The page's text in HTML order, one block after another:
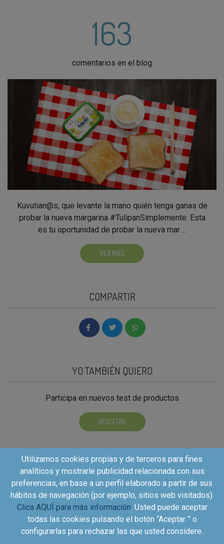
163
comentarios en el blog
Kuvutian@s, que levante la mano quién tenga ganas de
probar la nueva margarina #TulipanSimplemente: Esta
es tu oportunidad de probar la nueva mar ...
VER MÁS
COMPARTIR
YO TAMBIÉN QUIERO
Participa en nuevos test de productos
REGISTRO
Utilizamos cookies propias y de terceros para fines
analíticos y mostrarle publicidad relacionada con sus
preferencias, en base a un perfil elaborado a partir de sus
hábitos de navegación (por ejemplo, sitios web visitados).
Clica AQUÍ para más información. Usted puede aceptar
todas las cookies pulsando el botón “Aceptar ” o
configurarlas para rechazar las que usted considere.